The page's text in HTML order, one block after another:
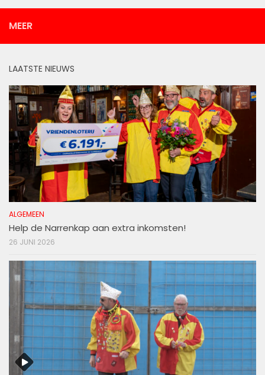
MEER
LAATSTE NIEUWS
ALGEMEEN
Help de Narrenkap aan extra inkomsten!
26 JUNI 2026